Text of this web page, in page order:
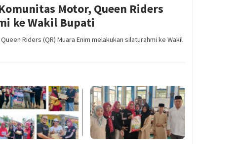
Motor, Queen Riders
ke Wakil Bupati
Riders (QR) Muara Enim melakukan silaturahmi ke Wakil